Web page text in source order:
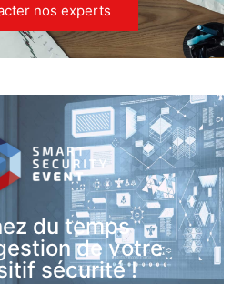
nos experts
du temps
de votre
sécurité !